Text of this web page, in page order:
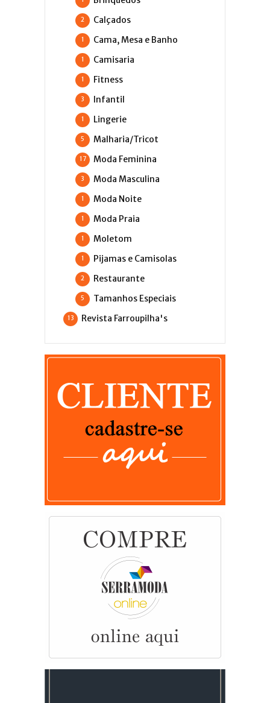
Calçados
2
Cama, Mesa e Banho
1
Camisaria
1
Fitness
1
Infantil
3
Lingerie
1
Malharia/Tricot
5
Moda Feminina
17
Moda Masculina
3
Moda Noite
1
Moda Praia
1
Moletom
1
Pijamas e Camisolas
1
Restaurante
2
Tamanhos Especiais
5
Revista Farroupilha's
13